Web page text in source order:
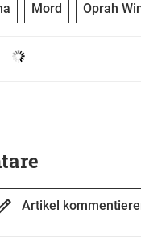
Mord Oprah
Artikel